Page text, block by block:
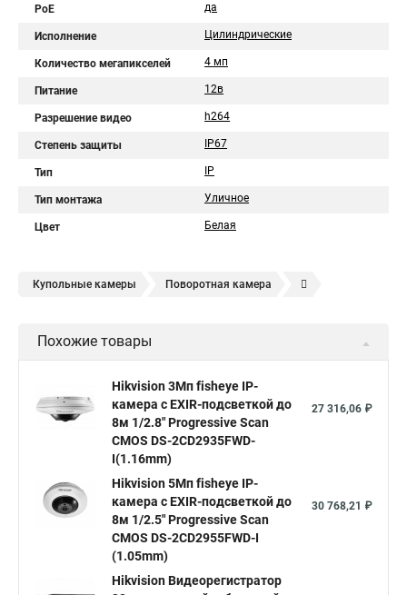
PoE да
Исполнение Цилиндрические
Количество мегапикселей 4 мп
Питание 12в
Разрешение видео h264
Степень защиты IP67
Тип IP
Тип монтажа Уличное
Цвет Белая
Купольные камеры Поворотная камера
Камера видеонаблюдения hikvision
Hikvision купить Hikvision уличная ip камера
Hikvision poe
Hikvision 2 8 mm Hikvision camera Hikvision 2cd1148 i b
Видеонаблюдение Ip видеокамеры
Hikvision 2cd2142fwd
Hikvision ds 2cd1148 hikvision ds 2cd1148 i b
Похожие товары
Hikvision 3Мп fisheye IP-
камера c EXIR-подсветкой до
8м 1/2.8" Progressive Scan
CMOS DS-2CD2935FWD-
I(1.16mm)
27 316,06 ₽
Hikvision 5Мп fisheye IP-
камера c EXIR-подсветкой до
8м 1/2.5" Progressive Scan
CMOS DS-2CD2955FWD-I
(1.05mm)
30 768,21 ₽
Hikvision Видеорегистратор